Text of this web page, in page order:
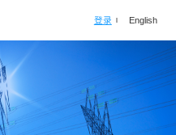
登录 English